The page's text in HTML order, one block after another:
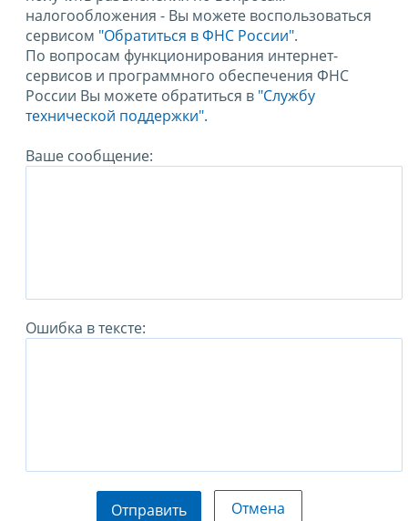
налогообложения - Вы можете воспользоваться
сервисом "Обратиться в ФНС России".
По вопросам функционирования интернет-
сервисов и программного обеспечения ФНС
России Вы можете обратиться в "Службу
технической поддержки".
Ваше сообщение:
Ошибка в тексте:
Отправить Отмена